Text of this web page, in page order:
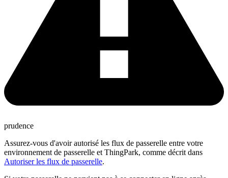
prudence
Assurez-vous d'avoir autorisé les flux de passerelle entre votre
environnement de passerelle et ThingPark, comme décrit dans
Autoriser les flux de passerelle.